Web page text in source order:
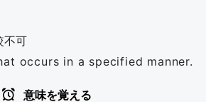
不可
occurs in a specified manner.
意味を覚える